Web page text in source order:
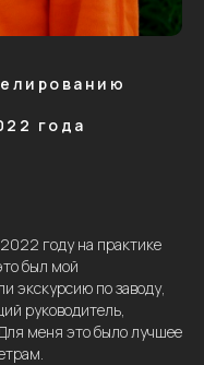
года
году на практике
был мой
экскурсию по заводу,
руководитель,
меня это было лучшее